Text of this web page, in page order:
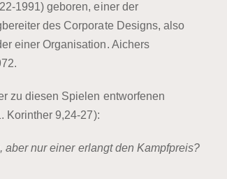
1991) geboren, einer der
des Corporate Designs, also
einer Organisation. Aichers
zu diesen Spielen entworfenen
Korinther 9,24-27):
nur einer erlangt den Kampfpreis?